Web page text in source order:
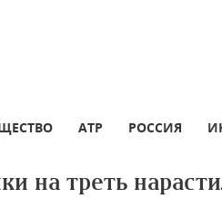
АТР РОССИЯ
на треть